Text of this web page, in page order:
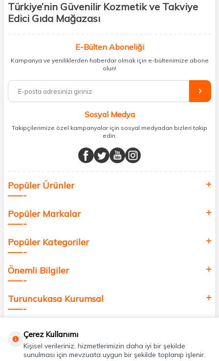
Türkiye’nin Güvenilir Kozmetik ve Takviye
Edici Gıda Mağazası
kişisel bakım hem de takviye edici gıda ürünlerini sizlerle
buluşturuyoruz. Artık mağaza mağaza dolaşmanıza gerek yok;
ihtiyacınız olan her şeyi tek bir çatı altında topluyor ve kapınıza kadar
%100 orijinal kozmetik ve sağlık ürünleriyle güzelliğinizi tamamlayabilir,
vücudunuzu desteklemek için güvenilir takviye edici gıdalara
minerallere kadar binlerce ürünü uygun fiyat ve hızlı kargo avantajıyla
sunuyoruz.
buluşturuyor ve online alışveriş deneyiminizi en iyi hale getiriyoruz.
Sağlık, güzellik ve iyi yaşam için aradığınız her şey burada!
değer katmak için bize katılın!
E-Bülten Aboneliği
Kampanya ve yeniliklerden haberdar olmak için e-bültenimize abone
olun!
Sosyal Medya
Takipçilerimize özel kampanyalar için sosyal medyadan bizleri takip
edin.
Popüler Ürünler
Popüler Markalar
Popüler Kategoriler
Önemli Bilgiler
Turuncukasa Kurumsal
Uygulamalarımız
Çerez Kullanımı
Kişisel verileriniz, hizmetlerimizin daha iyi bir şekilde
sunulması için mevzuata uygun bir şekilde toplanıp işlenir.